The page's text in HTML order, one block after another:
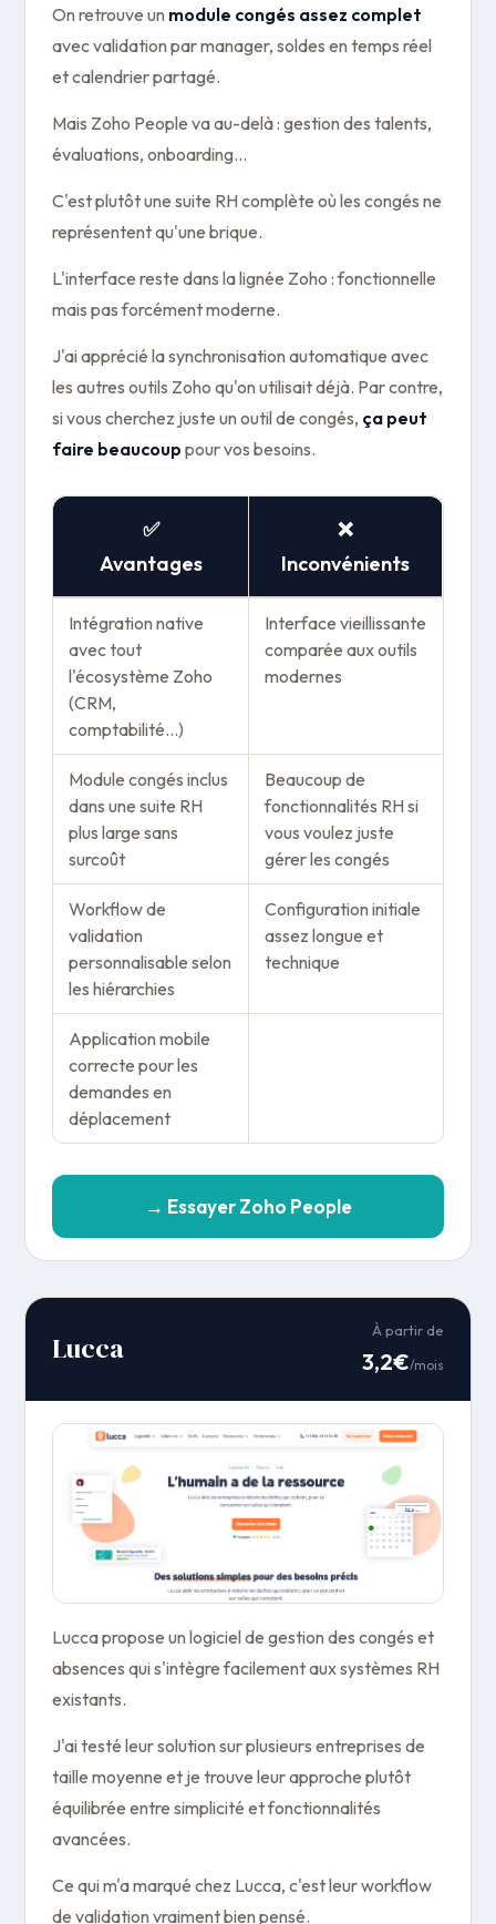
On retrouve un module congés assez complet
avec validation par manager, soldes en temps réel
et calendrier partagé.
Mais Zoho People va au-delà : gestion des talents,
évaluations, onboarding...
C'est plutôt une suite RH complète où les congés ne
représentent qu'une brique.
L'interface reste dans la lignée Zoho : fonctionnelle
mais pas forcément moderne.
J'ai apprécié la synchronisation automatique avec
les autres outils Zoho qu'on utilisait déjà. Par contre,
si vous cherchez juste un outil de congés, ça peut
faire beaucoup pour vos besoins.
✅
Avantages
❌
Inconvénients
Intégration native
avec tout
l'écosystème Zoho
(CRM,
comptabilité...)
Interface vieillissante
comparée aux outils
modernes
Module congés inclus
dans une suite RH
plus large sans
surcoût
Beaucoup de
fonctionnalités RH si
vous voulez juste
gérer les congés
Workflow de
validation
personnalisable selon
les hiérarchies
Configuration initiale
assez longue et
technique
Application mobile
correcte pour les
demandes en
déplacement
→ Essayer Zoho People
Lucca
À partir de
3,2€/mois
Lucca propose un logiciel de gestion des congés et
absences qui s'intègre facilement aux systèmes RH
existants.
J'ai testé leur solution sur plusieurs entreprises de
taille moyenne et je trouve leur approche plutôt
équilibrée entre simplicité et fonctionnalités
avancées.
Ce qui m'a marqué chez Lucca, c'est leur workflow
de validation vraiment bien pensé.